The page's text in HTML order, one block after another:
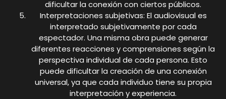
dificultar la conexión con ciertos públicos.
Interpretaciones subjetivas: El audiovisual es
interpretado subjetivamente por cada
espectador. Una misma obra puede generar
diferentes reacciones y comprensiones según la
perspectiva individual de cada persona. Esto
puede dificultar la creación de una conexión
universal, ya que cada individuo tiene su propia
interpretación y experiencia.